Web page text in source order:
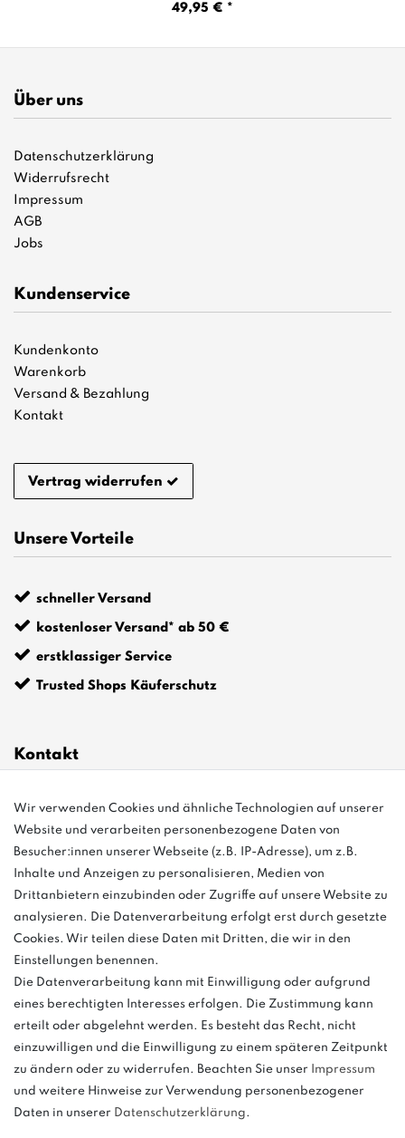
49,95 € *
Über uns
Datenschutzerklärung
Widerrufsrecht
Impressum
AGB
Jobs
Kundenservice
Kundenkonto
Warenkorb
Versand & Bezahlung
Kontakt
Vertrag widerrufen
Unsere Vorteile
schneller Versand
kostenloser Versand* ab 50 €
erstklassiger Service
Trusted Shops Käuferschutz
Kontakt
info@bonvenon.de
03763 4048350
Montag - Freitag, 08:00 - 16:00
Anrufe aus dem dt. Festnetz zum Ortstarif, Preise aus dem Mobilfunknetz
ggf. abweichend (abhängig vom Provider).
und
weitere.
Wir verwenden Cookies und ähnliche Technologien auf unserer
Website und verarbeiten personenbezogene Daten von
Besucher:innen unserer Webseite (z.B. IP-Adresse), um z.B.
Inhalte und Anzeigen zu personalisieren, Medien von
Drittanbietern einzubinden oder Zugriffe auf unsere Website zu
analysieren. Die Datenverarbeitung erfolgt erst durch gesetzte
Cookies. Wir teilen diese Daten mit Dritten, die wir in den
Einstellungen benennen.
Die Datenverarbeitung kann mit Einwilligung oder aufgrund
eines berechtigten Interesses erfolgen. Die Zustimmung kann
erteilt oder abgelehnt werden. Es besteht das Recht, nicht
einzuwilligen und die Einwilligung zu einem späteren Zeitpunkt
zu ändern oder zu widerrufen. Beachten Sie unser
Impressum
und weitere Hinweise zur Verwendung personenbezogener
Daten in unserer Daten­schutz­erklärung.